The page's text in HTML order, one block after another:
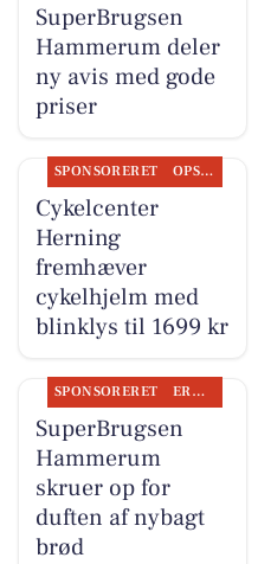
SuperBrugsen
Hammerum deler
ny avis med gode
priser
SPONSORERET OPSLAGSTAVLEN
Cykelcenter
Herning
fremhæver
cykelhjelm med
blinklys til 1699 kr
SPONSORERET ERHVERV
SuperBrugsen
Hammerum
skruer op for
duften af nybagt
brød